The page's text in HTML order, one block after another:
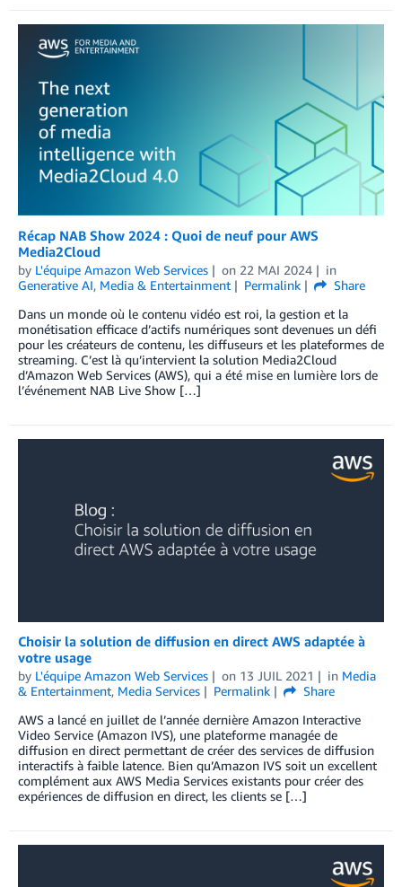
Récap NAB Show 2024 : Quoi de neuf pour AWS
Media2Cloud
by L'équipe Amazon Web Services on 22 MAI 2024
in
Generative AI, Media & Entertainment Permalink
Share
Dans un monde où le contenu vidéo est roi, la gestion et la
monétisation efficace d’actifs numériques sont devenues un défi
pour les créateurs de contenu, les diffuseurs et les plateformes de
streaming. C’est là qu’intervient la solution Media2Cloud
d’Amazon Web Services (AWS), qui a été mise en lumière lors de
l’événement NAB Live Show […]
Choisir la solution de diffusion en direct AWS adaptée à
votre usage
by L'équipe Amazon Web Services on 13 JUIL 2021 in Media
& Entertainment, Media Services Permalink
Share
AWS a lancé en juillet de l’année dernière Amazon Interactive
Video Service (Amazon IVS), une plateforme managée de
diffusion en direct permettant de créer des services de diffusion
interactifs à faible latence. Bien qu’Amazon IVS soit un excellent
complément aux AWS Media Services existants pour créer des
expériences de diffusion en direct, les clients se […]